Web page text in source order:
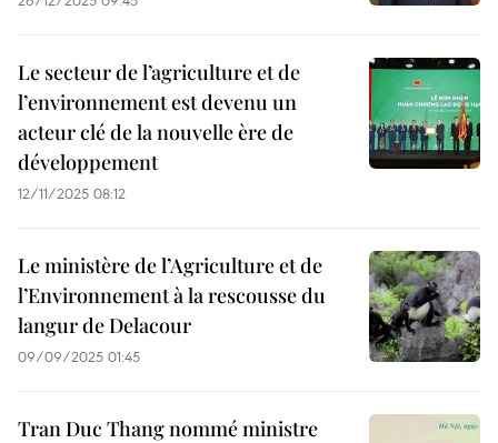
Le secteur de l’agriculture et de
l’environnement est devenu un
acteur clé de la nouvelle ère de
développement
12/11/2025 08:12
Le ministère de l’Agriculture et de
l’Environnement à la rescousse du
langur de Delacour
09/09/2025 01:45
Tran Duc Thang nommé ministre